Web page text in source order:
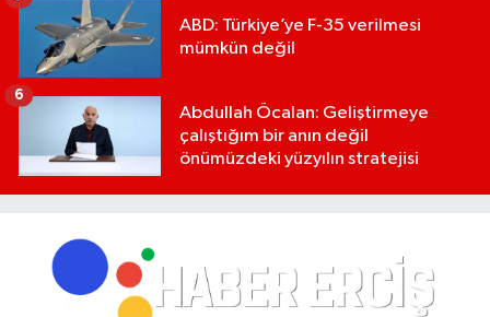
ABD: Türkiye’ye F-35 verilmesi
mümkün değil
Abdullah Öcalan: Geliştirmeye
çalıştığım bir anın değil
önümüzdeki yüzyılın stratejisi
6